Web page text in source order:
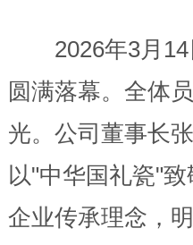
2026年3月14
圆满落幕。全体
光。公司董事长
以"中华国礼瓷"
企业传承理念，